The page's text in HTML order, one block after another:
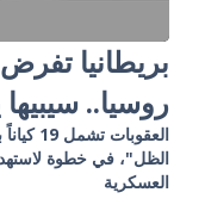
بريطانيا
روسيا..
الظل"، في خطوة
العسكرية